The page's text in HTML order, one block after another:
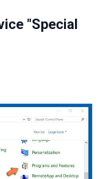
"Special